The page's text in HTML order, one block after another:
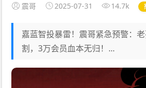
震哥 2025-07-31 14.7k
嘉蓝智投暴雷！震哥紧急预警：
割，3万会员血本无归！...